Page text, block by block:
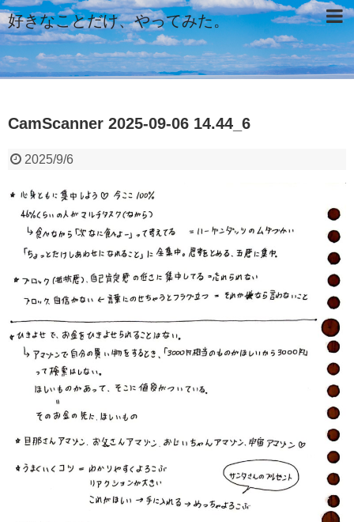
好きなことだけ、やってみた。
CamScanner 2025-09-06 14.44_6
2025/9/6